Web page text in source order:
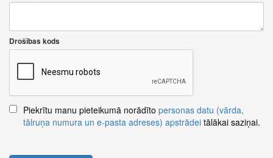
Drošības kods
Piekrītu manu pieteikumā norādīto personas datu (vārda,
tālruņa numura un e-pasta adreses) apstrādei tālākai saziņai.